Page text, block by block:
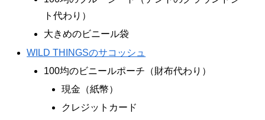
ト代わり）
大きめのビニール袋
WILD THINGSのサコッシュ
100均のビニールポーチ（財布代わり）
現金（紙幣）
クレジットカード